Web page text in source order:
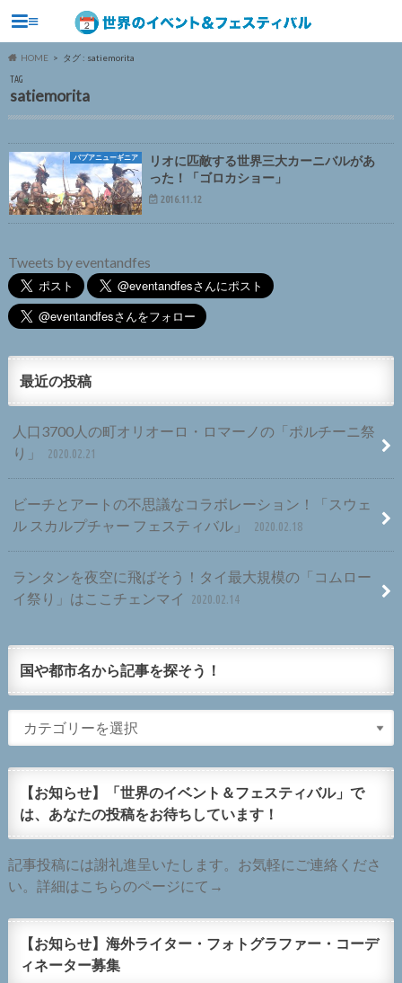
≡
HOME タグ : satiemorita
TAG
satiemorita
パプアニューギニア
リオに匹敵する世界三大カーニバルがあ
った！「ゴロカショー」
2016.11.12
Tweets by eventandfes
最近の投稿
人口3700人の町オリオーロ・ロマーノの「ポルチーニ祭
り」
2020.02.21
ビーチとアートの不思議なコラボレーション！「スウェ
ル スカルプチャー フェスティバル」
2020.02.18
ランタンを夜空に飛ばそう！タイ最大規模の「コムロー
イ祭り」はここチェンマイ
2020.02.14
国や都市名から記事を探そう！
【お知らせ】「世界のイベント＆フェスティバル」で
は、あなたの投稿をお待ちしています！
記事投稿には謝礼進呈いたします。お気軽にご連絡くださ
い。詳細はこちらのページにて→
【お知らせ】海外ライター・フォトグラファー・コーデ
ィネーター募集